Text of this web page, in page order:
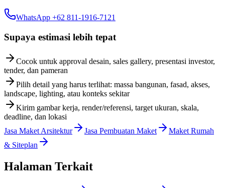
WhatsApp +62 811-1916-7121
Supaya estimasi lebih tepat
Cocok untuk approval desain, sales gallery, presentasi investor,
tender, dan pameran
Pilih detail yang harus terlihat: massa bangunan, fasad, akses,
landscape, lighting, atau konteks sekitar
Kirim gambar kerja, render/referensi, target ukuran, skala,
deadline, dan lokasi
Jasa Maket Arsitektur
Jasa Pembuatan Maket
Maket Rumah
& Siteplan
Halaman Terkait